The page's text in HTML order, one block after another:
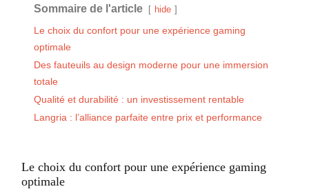
Sommaire de l'article hide
Le choix du confort pour une expérience gaming
optimale
Des fauteuils au design moderne pour une immersion
totale
Qualité et durabilité : un investissement rentable
Langria : l’alliance parfaite entre prix et performance
Le choix du confort pour une expérience gaming
optimale